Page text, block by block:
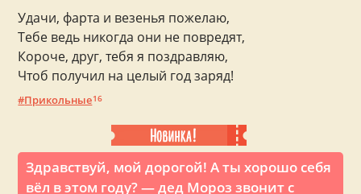
Здравствуй, мой дорогой! А ты хорошо себя
вёл в этом году? — дед Мороз звонит с
Удачи, фарта и везенья пожелаю,
Тебе ведь никогда они не повредят,
Короче, друг, тебя я поздравляю,
Чтоб получил на целый год заряд!
Прикольные16